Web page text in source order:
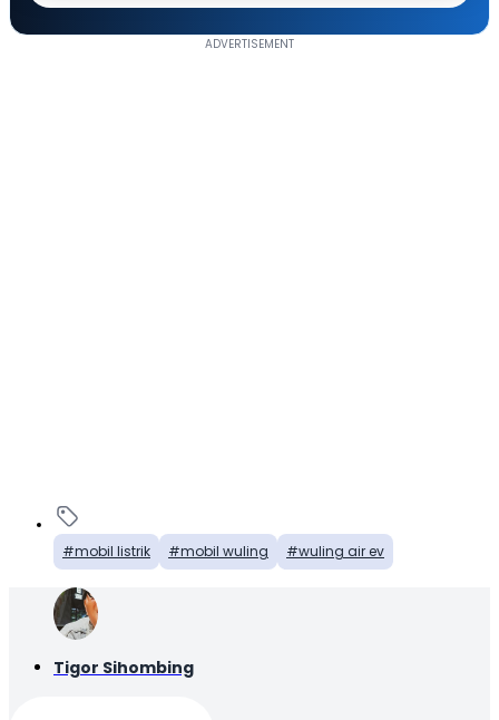
mobil listrik mobil wuling wuling air ev
Tigor Sihombing